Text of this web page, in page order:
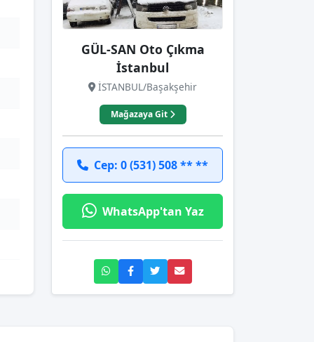
GÜL-SAN Oto Çıkma
İstanbul
İSTANBUL/Başakşehir
Mağazaya Git
Cep: 0 (531) 508 ** **
WhatsApp'tan Yaz